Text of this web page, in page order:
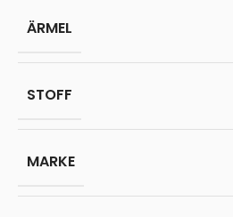
ÄRMEL
STOFF
MARKE